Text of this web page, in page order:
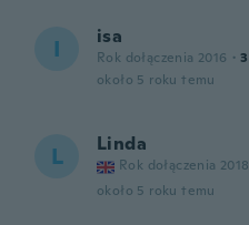
I isa
Rok dołączenia 2016 · 3
około 5 roku temu
L Linda
Rok dołączenia 2018
około 5 roku temu